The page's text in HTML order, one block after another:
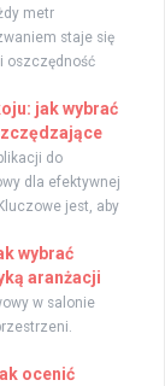
metr
staje się
oszczędność
jak wybrać
do
dla efektywnej
jest, aby
wybrać
aranżacji
w salonie
ocenić